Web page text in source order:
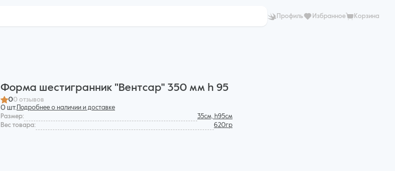
Профиль Избранное Корзина
Форма шестигранник "Вентсар" 350 мм h 95
00 отзывов
0 шт. Подробнее о наличии и доставке
Размер:
35см, h95см
Вес товара:
620гр